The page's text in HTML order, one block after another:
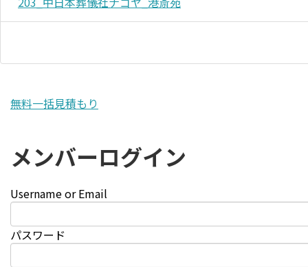
無料一括見積もり
メンバーログイン
Username or Email
パスワード